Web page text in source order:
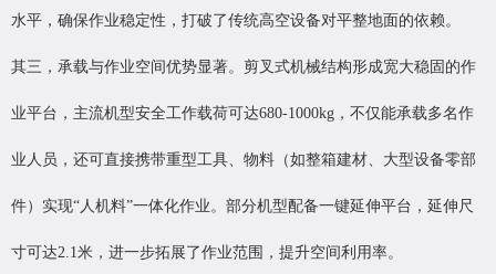
水平，确保作业稳定性，打破了传统高空设备对平整地面的依赖。
其三，承载与作业空间优势显著。剪叉式机械结构形成宽大稳固的作
业平台，主流机型安全工作载荷可达680-1000kg，不仅能承载多名作
业人员，还可直接携带重型工具、物料（如整箱建材、大型设备零部
件）实现“人机料”一体化作业。部分机型配备一键延伸平台，延伸尺
寸可达2.1米，进一步拓展了作业范围，提升空间利用率。